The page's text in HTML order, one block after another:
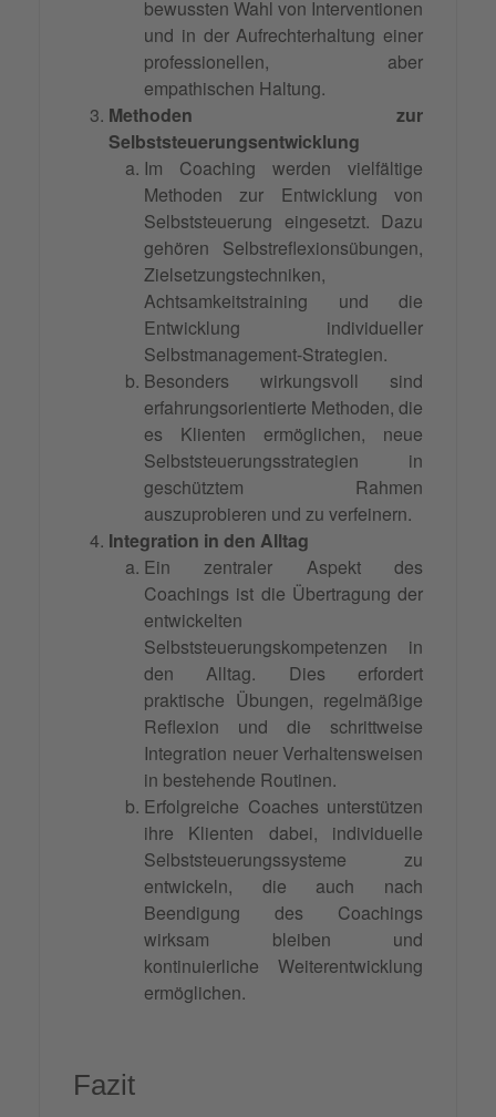
bewussten Wahl von Interventionen
und in der Aufrechterhaltung einer
professionellen, aber
empathischen Haltung.
Methoden zur
Selbststeuerungsentwicklung
Im Coaching werden vielfältige
Methoden zur Entwicklung von
Selbststeuerung eingesetzt. Dazu
gehören Selbstreflexionsübungen,
Zielsetzungstechniken,
Achtsamkeitstraining und die
Entwicklung individueller
Selbstmanagement-Strategien.
Besonders wirkungsvoll sind
erfahrungsorientierte Methoden, die
es Klienten ermöglichen, neue
Selbststeuerungsstrategien in
geschütztem Rahmen
auszuprobieren und zu verfeinern.
Integration in den Alltag
Ein zentraler Aspekt des
Coachings ist die Übertragung der
entwickelten
Selbststeuerungskompetenzen in
den Alltag. Dies erfordert
praktische Übungen, regelmäßige
Reflexion und die schrittweise
Integration neuer Verhaltensweisen
in bestehende Routinen.
Erfolgreiche Coaches unterstützen
ihre Klienten dabei, individuelle
Selbststeuerungssysteme zu
entwickeln, die auch nach
Beendigung des Coachings
wirksam bleiben und
kontinuierliche Weiterentwicklung
ermöglichen.
Fazit